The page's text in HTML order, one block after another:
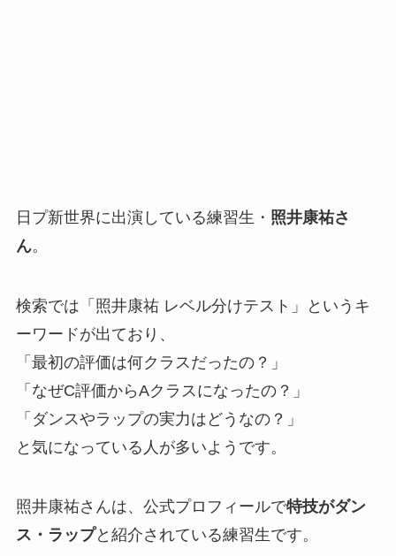
日プ新世界に出演している練習生・ 照井康祐さ
ん。
検索では「照井康祐 レベル分けテスト」というキ
ーワードが出ており、
「最初の評価は何クラスだったの？」
「なぜC評価からAクラスになったの？」
「ダンスやラップの実力はどうなの？」
と気になっている人が多いようです。
照井康祐さんは、公式プロフィールで特技がダン
ス・ラップと紹介されている練習生です。